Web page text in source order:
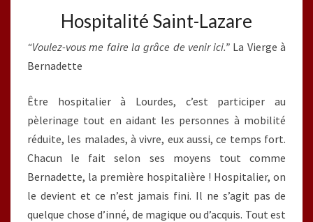
Hospitalité Saint-Lazare
“Voulez-vous me faire la grâce de venir ici.” La Vierge à
Bernadette
Être hospitalier à Lourdes, c’est participer au
pèlerinage tout en aidant les personnes à mobilité
réduite, les malades, à vivre, eux aussi, ce temps fort.
Chacun le fait selon ses moyens tout comme
Bernadette, la première hospitalière ! Hospitalier, on
le devient et ce n’est jamais fini. Il ne s’agit pas de
quelque chose d’inné, de magique ou d’acquis. Tout est